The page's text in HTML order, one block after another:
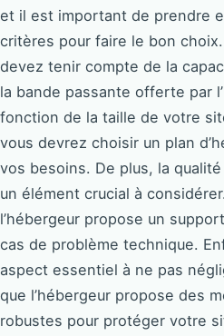
et il est important de prendre
critères pour faire le bon choix.
devez tenir compte de la
la bande passante offerte par
fonction de la taille de votre
vous devrez choisir un plan
vos besoins. De plus, la
un élément crucial à
l’hébergeur propose un
cas de problème technique.
aspect essentiel à ne pas
que l’hébergeur propose des
robustes pour protéger votre